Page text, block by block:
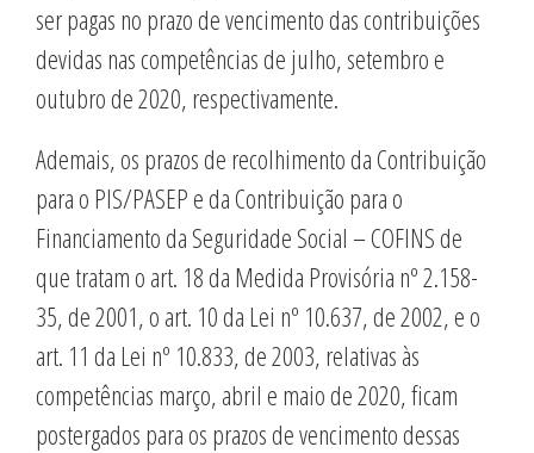
ser pagas no prazo de vencimento das contribuições
devidas nas competências de julho, setembro e
outubro de 2020, respectivamente.
Ademais, os prazos de recolhimento da Contribuição
para o PIS/PASEP e da Contribuição para o
Financiamento da Seguridade Social – COFINS de
que tratam o art. 18 da Medida Provisória nº 2.158-
35, de 2001, o art. 10 da Lei nº 10.637, de 2002, e o
art. 11 da Lei nº 10.833, de 2003, relativas às
competências março, abril e maio de 2020, ficam
postergados para os prazos de vencimento dessas